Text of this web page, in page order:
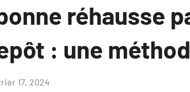
réhausse
: une
17, 2024